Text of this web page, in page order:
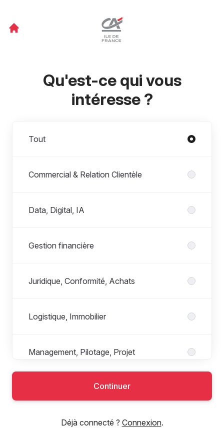
Qu'est-ce qui vous
intéresse ?
Tout
Commercial & Relation Clientèle
Data, Digital, IA
Gestion financière
Juridique, Conformité, Achats
Logistique, Immobilier
Management, Pilotage, Projet
Marketing, Communication
Ressources Humaines
Continuer
Déjà connecté ? Connexion.